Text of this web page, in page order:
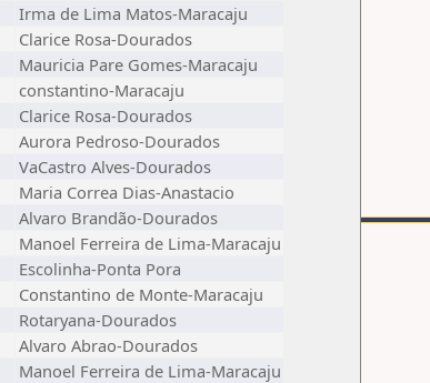
Irma de Lima Matos-Maracaju
Clarice Rosa-Dourados
Mauricia Pare Gomes-Maracaju
constantino-Maracaju
Clarice Rosa-Dourados
Aurora Pedroso-Dourados
VaCastro Alves-Dourados
Maria Correa Dias-Anastacio
Alvaro Brandão-Dourados
Manoel Ferreira de Lima-Maracaju
Escolinha-Ponta Pora
Constantino de Monte-Maracaju
Rotaryana-Dourados
Alvaro Abrao-Dourados
Manoel Ferreira de Lima-Maracaju